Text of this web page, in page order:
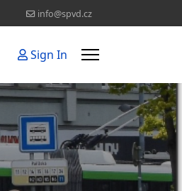
info@spvd.cz
Sign In